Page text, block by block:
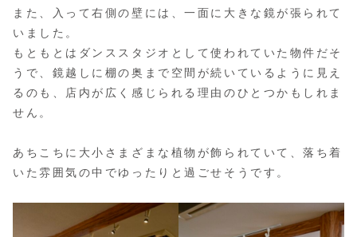
また、入って右側の壁には、一面に大きな鏡が張られて
いました。
もともとはダンススタジオとして使われていた物件だそ
うで、鏡越しに棚の奥まで空間が続いているように見え
るのも、店内が広く感じられる理由のひとつかもしれま
せん。
あちこちに大小さまざまな植物が飾られていて、落ち着
いた雰囲気の中でゆったりと過ごせそうです。